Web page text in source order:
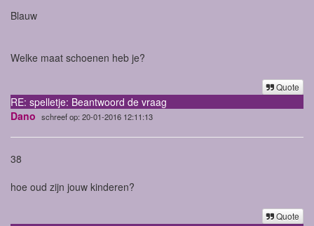
Blauw
Welke maat schoenen heb je?
Quote
RE: spelletje: Beantwoord de vraag
Dano schreef op: 20-01-2016 12:11:13
38
hoe oud zijn jouw kinderen?
Quote